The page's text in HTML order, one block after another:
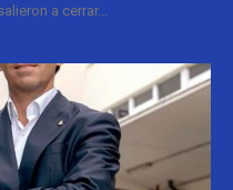
a cerrar...